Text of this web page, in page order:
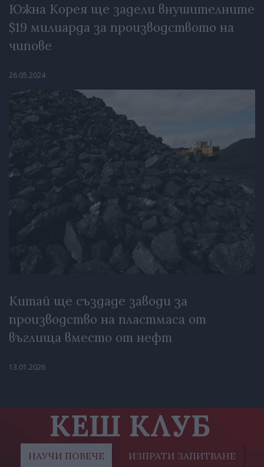
Южна Корея ще задели внушителните
$19 милиарда за производството на
чипове
26.05.2024
Китай ще създаде заводи за
производство на пластмаса от
въглища вместо от нефт
13.01.2026
КЕШ КЛУБ
НАУЧИ ПОВЕЧЕ ИЗПРАТИ ЗАПИТВАНЕ